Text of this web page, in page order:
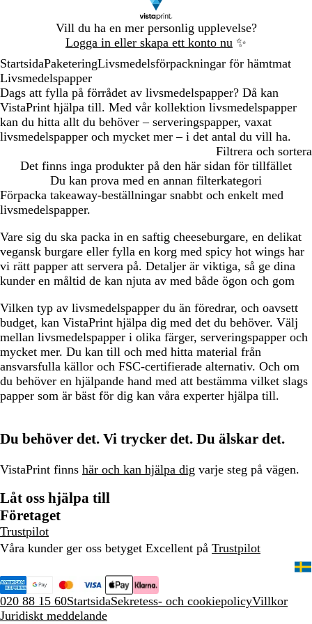
Vill du ha en mer personlig upplevelse?
Logga in eller skapa ett konto nu ✨
1
StartsidaPaketeringLivsmedelsförpackningar för hämtmat
Livsmedelspapper
Dags att fylla på förrådet av livsmedelspapper? Då kan
VistaPrint hjälpa till. Med vår kollektion livsmedelspapper
kan du hitta allt du behöver – serveringspapper, vaxat
livsmedelspapper och mycket mer – i det antal du vill ha.
Filtrera och sortera
Det finns inga produkter på den här sidan för tillfället
Du kan prova med en annan filterkategori
Förpacka takeaway-beställningar snabbt och enkelt med
livsmedelspapper.
Vare sig du ska packa in en saftig cheeseburgare, en delikat
vegansk burgare eller fylla en korg med spicy hot wings har
vi rätt papper att servera på. Detaljer är viktiga, så ge dina
kunder en måltid de kan njuta av med både ögon och gom
Vilken typ av livsmedelspapper du än föredrar, och oavsett
budget, kan VistaPrint hjälpa dig med det du behöver. Välj
mellan livsmedelspapper i olika färger, serveringspapper och
mycket mer. Du kan till och med hitta material från
ansvarsfulla källor och FSC-certifierade alternativ. Och om
du behöver en hjälpande hand med att bestämma vilket slags
papper som är bäst för dig kan våra experter hjälpa till.
Du behöver det. Vi trycker det. Du älskar det.
VistaPrint finns här och kan hjälpa dig varje steg på vägen.
Låt oss hjälpa till
Företaget
Trustpilot
Våra kunder ger oss betyget Excellent på Trustpilot
020 88 15 60StartsidaSekretess- och cookiepolicyVillkor
Juridiskt meddelande